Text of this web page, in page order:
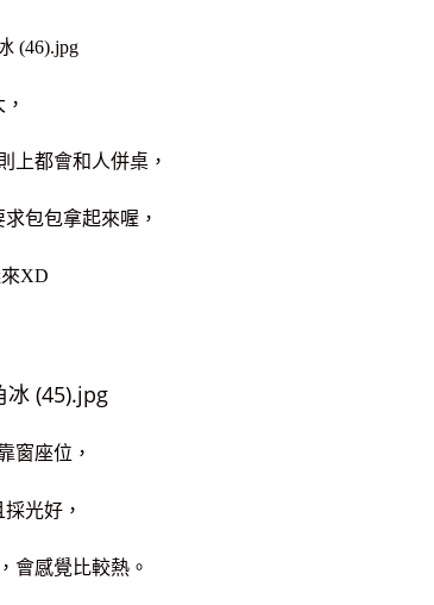
上都會和人併桌，
包包拿起來喔，
XD
窗座位，
光好，
會感覺比較熱。